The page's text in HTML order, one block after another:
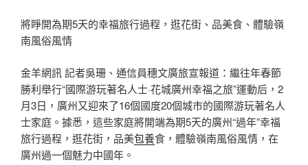
將睜開為期5天的幸福旅行過程，逛花街、品美食、體驗嶺
南風俗風情
金羊網訊 記者吳珊、通信員穗文廣旅宣報道：繼往年春節
勝利舉行“國際游玩著名人士·花城廣州幸福之旅”運動后，2
月3日，廣州又迎來了16個國度20個城市的國際游玩著名人
士家庭。據悉，這些家庭將開端為期5天的廣州“過年”幸福
旅行過程，逛花街，品美包養食，體驗嶺南風俗風情，在
廣州過一個魅力中國年。